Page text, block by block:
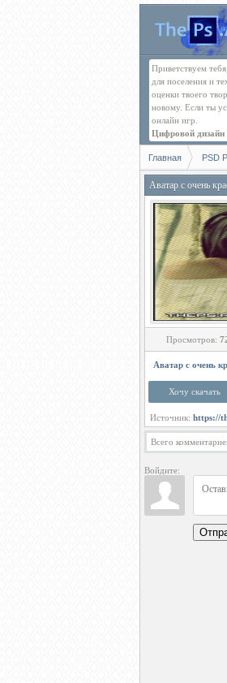
Приветствуем
для поселения и
оценки твоего
новому. Если ты
онлайн игр.
Цифровой дизайн
Главная PSD
Аватар с очень
Просмотров:
Аватар с очень
Хочу скачать
Источник: https://
Всего
Войдите: